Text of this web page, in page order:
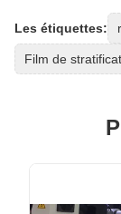
Les étiquettes:
Film de